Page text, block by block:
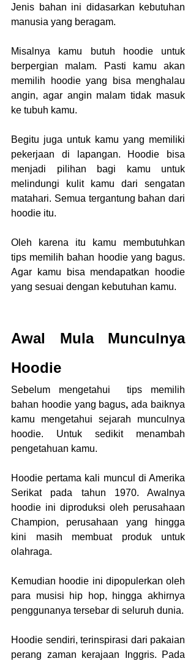
Jenis bahan ini didasarkan kebutuhan
manusia yang beragam.
Misalnya kamu butuh hoodie untuk
berpergian malam. Pasti kamu akan
memilih hoodie yang bisa menghalau
angin, agar angin malam tidak masuk
ke tubuh kamu.
Begitu juga untuk kamu yang memiliki
pekerjaan di lapangan. Hoodie bisa
menjadi pilihan bagi kamu untuk
melindungi kulit kamu dari sengatan
matahari. Semua tergantung bahan dari
hoodie itu.
Oleh karena itu kamu membutuhkan
tips memilih bahan hoodie yang bagus.
Agar kamu bisa mendapatkan hoodie
yang sesuai dengan kebutuhan kamu.
Awal Mula Munculnya
Hoodie
Sebelum mengetahui  tips memilih
bahan hoodie yang bagus, ada baiknya
kamu mengetahui sejarah munculnya
hoodie. Untuk sedikit menambah
pengetahuan kamu.
Hoodie pertama kali muncul di Amerika
Serikat pada tahun 1970. Awalnya
hoodie ini diproduksi oleh perusahaan
Champion, perusahaan yang hingga
kini masih membuat produk untuk
olahraga.
Kemudian hoodie ini dipopulerkan oleh
para musisi hip hop, hingga akhirnya
Hoodie sendiri, terinspirasi dari pakaian
perang zaman kerajaan Inggris. Pada